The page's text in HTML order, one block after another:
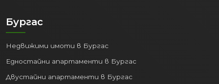
Технически университет,
добри училища, модерни болници и
медицински центрове.
Бургас
Недвижими имоти в Бургас
Едностайни апартаменти в Бургас
Двустайни апартаменти в Бургас